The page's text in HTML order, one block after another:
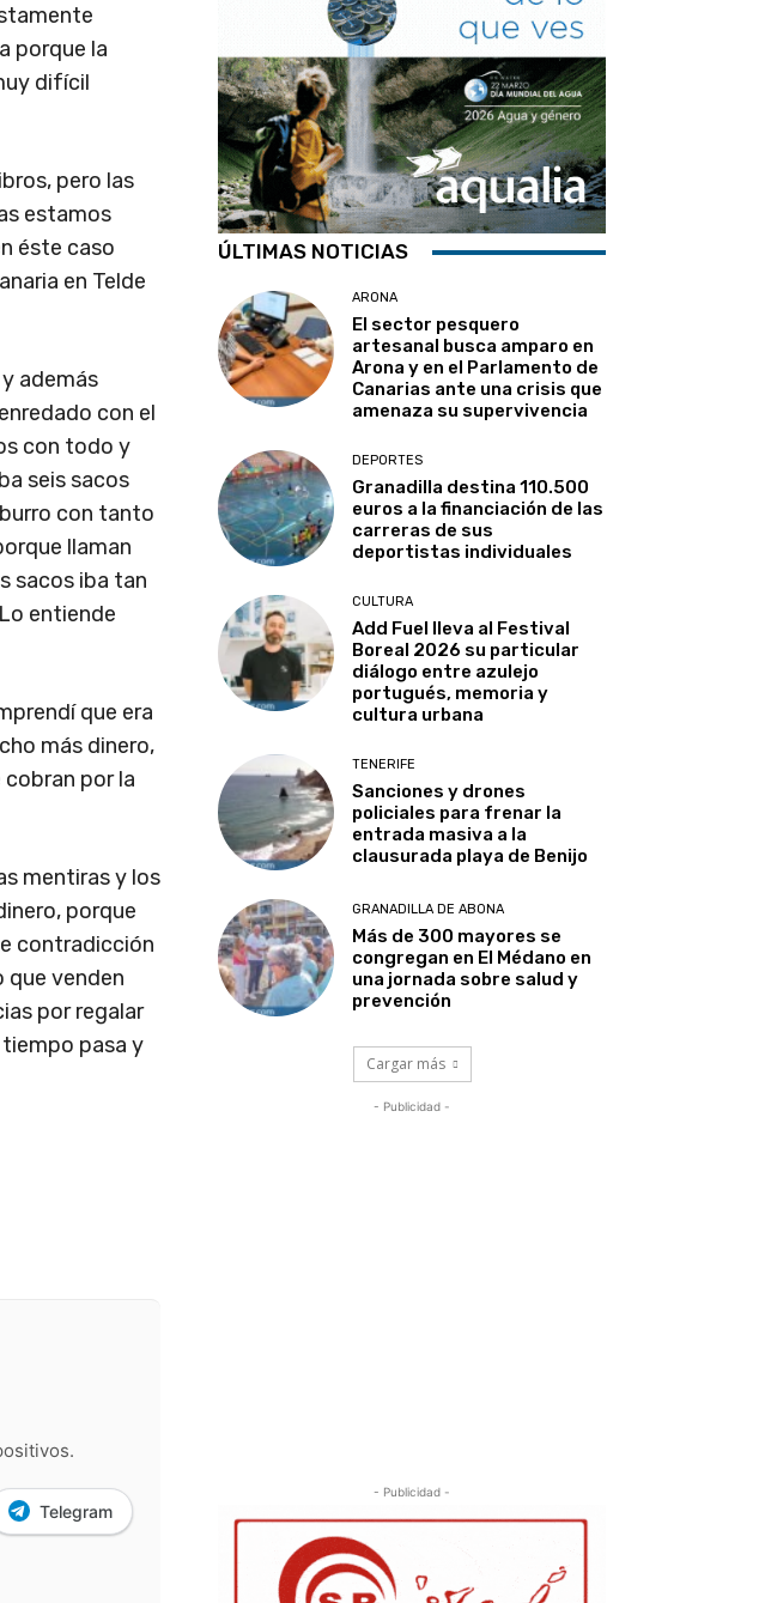
porque la
difícil
pero las
estamos
éste caso
en Telde
además
con el
con todo y
seis sacos
con tanto
llaman
sacos iba tan
entiende
que era
más dinero,
por la
mentiras y los
porque
contradicción
que venden
por regalar
pasa y
Telegram
ÚLTIMAS NOTICIAS
ARONA
El sector pesquero
artesanal busca amparo en
Arona y en el Parlamento de
Canarias ante una crisis que
amenaza su supervivencia
DEPORTES
Granadilla destina 110.500
euros a la financiación de las
carreras de sus
deportistas individuales
CULTURA
Add Fuel lleva al Festival
Boreal 2026 su particular
diálogo entre azulejo
portugués, memoria y
cultura urbana
TENERIFE
Sanciones y drones
policiales para frenar la
entrada masiva a la
clausurada playa de Benijo
GRANADILLA DE ABONA
Más de 300 mayores se
congregan en El Médano en
una jornada sobre salud y
prevención
Cargar más
- Publicidad -
- Publicidad -